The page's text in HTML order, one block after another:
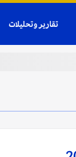
تقارير وتحليلات